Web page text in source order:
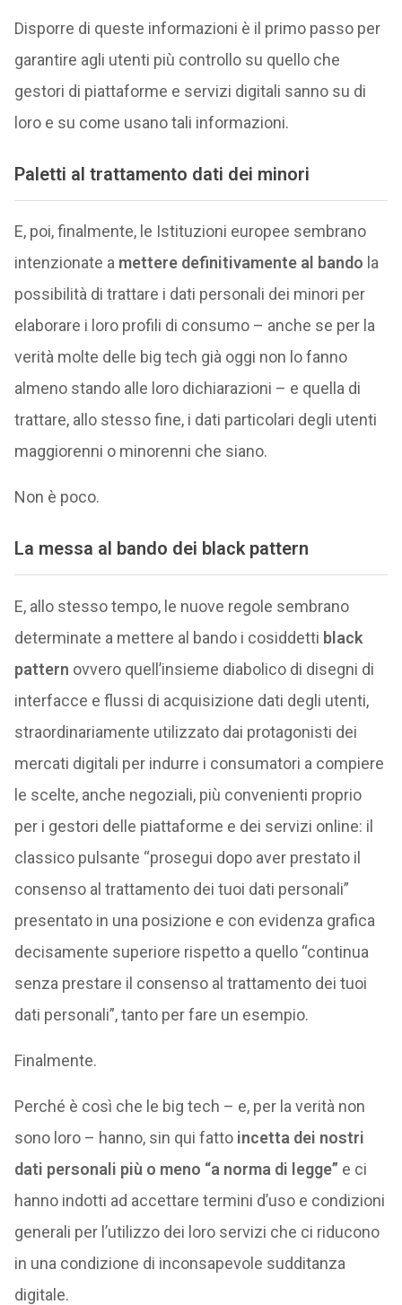
Disporre di queste informazioni è il primo passo per
garantire agli utenti più controllo su quello che
gestori di piattaforme e servizi digitali sanno su di
loro e su come usano tali informazioni.
Paletti al trattamento dati dei minori
E, poi, finalmente, le Istituzioni europee sembrano
intenzionate a mettere definitivamente al bando la
possibilità di trattare i dati personali dei minori per
elaborare i loro profili di consumo – anche se per la
verità molte delle big tech già oggi non lo fanno
almeno stando alle loro dichiarazioni – e quella di
trattare, allo stesso fine, i dati particolari degli utenti
maggiorenni o minorenni che siano.
Non è poco.
La messa al bando dei black pattern
E, allo stesso tempo, le nuove regole sembrano
determinate a mettere al bando i cosiddetti black
pattern ovvero quell’insieme diabolico di disegni di
interfacce e flussi di acquisizione dati degli utenti,
straordinariamente utilizzato dai protagonisti dei
mercati digitali per indurre i consumatori a compiere
le scelte, anche negoziali, più convenienti proprio
per i gestori delle piattaforme e dei servizi online: il
classico pulsante “prosegui dopo aver prestato il
consenso al trattamento dei tuoi dati personali”
presentato in una posizione e con evidenza grafica
decisamente superiore rispetto a quello “continua
senza prestare il consenso al trattamento dei tuoi
dati personali”, tanto per fare un esempio.
Finalmente.
Perché è così che le big tech – e, per la verità non
sono loro – hanno, sin qui fatto incetta dei nostri
dati personali più o meno “a norma di legge” e ci
hanno indotti ad accettare termini d’uso e condizioni
generali per l’utilizzo dei loro servizi che ci riducono
in una condizione di inconsapevole sudditanza
digitale.